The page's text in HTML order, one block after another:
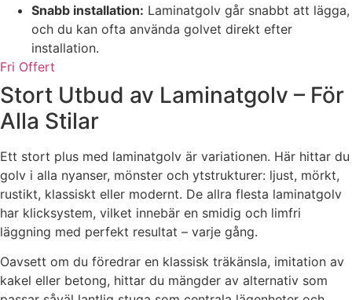
Snabb installation: Laminatgolv går snabbt att lägga,
och du kan ofta använda golvet direkt efter
installation.
Fri Offert
Stort Utbud av Laminatgolv – För
Alla Stilar
Ett stort plus med laminatgolv är variationen. Här hittar du
golv i alla nyanser, mönster och ytstrukturer: ljust, mörkt,
rustikt, klassiskt eller modernt. De allra flesta laminatgolv
har klicksystem, vilket innebär en smidig och limfri
läggning med perfekt resultat – varje gång.
Oavsett om du föredrar en klassisk träkänsla, imitation av
kakel eller betong, hittar du mängder av alternativ som